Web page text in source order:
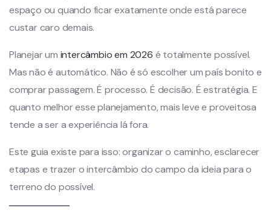
espaço ou quando ficar exatamente onde está parece
custar caro demais.
Planejar um intercâmbio em 2026 é totalmente possível.
Mas não é automático. Não é só escolher um país bonito e
comprar passagem. É processo. É decisão. É estratégia. E
quanto melhor esse planejamento, mais leve e proveitosa
tende a ser a experiência lá fora.
Este guia existe para isso: organizar o caminho, esclarecer
etapas e trazer o intercâmbio do campo da ideia para o
terreno do possível.